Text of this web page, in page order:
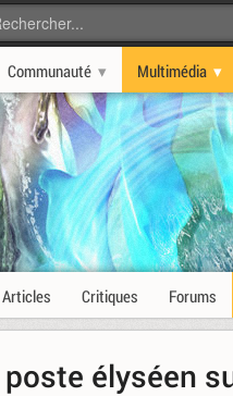
Communauté Multimédia
Articles Critiques Forums
élyséen